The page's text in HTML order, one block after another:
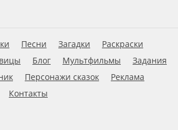
Песни Загадки
Раскраски
Блог Мультфильмы
Задания
Персонажи сказок
Реклама
Контакты